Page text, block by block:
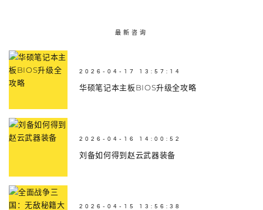
最新咨询
2026-04-17 13:57:14
华硕笔记本主板BIOS升级全攻略
2026-04-16 14:00:52
刘备如何得到赵云武器装备
2026-04-15 13:56:38